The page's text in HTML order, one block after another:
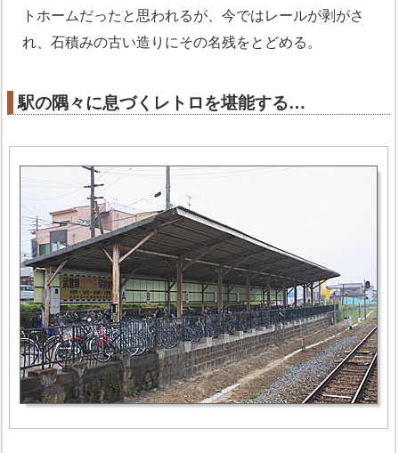
トホームだったと思われるが、今ではレールが剥がさ
れ、石積みの古い造りにその名残をとどめる。
駅の隅々に息づくレトロを堪能する…